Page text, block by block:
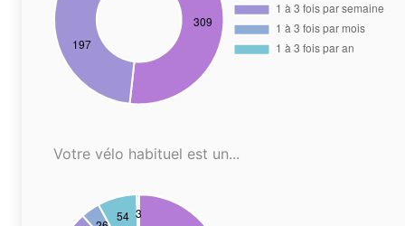
Votre vélo habituel est un...